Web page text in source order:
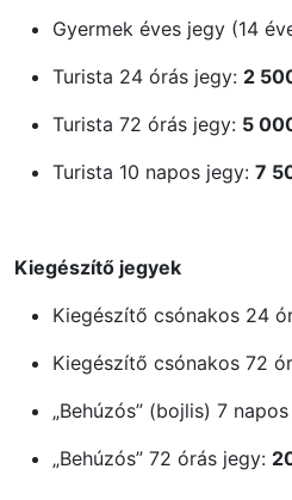
Gyermek éves jegy (14
Turista 24 órás jegy: 2
Turista 72 órás jegy: 5
Turista 10 napos jegy: 7
Kiegészítő jegyek
Kiegészítő csónakos 24
Kiegészítő csónakos 72
„Behúzós” (bojlis) 7
„Behúzós” 72 órás jegy: